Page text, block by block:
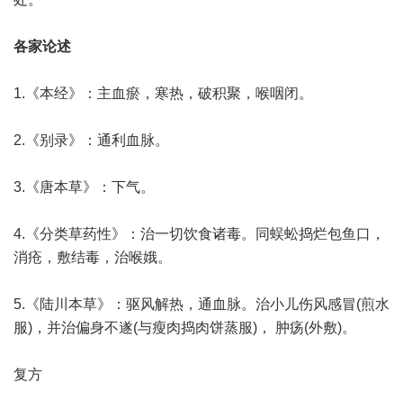
各家论述
1.《本经》：主血瘀，寒热，破积聚，喉咽闭。
2.《别录》：通利血脉。
3.《唐本草》：下气。
4.《分类草药性》：治一切饮食诸毒。同蜈蚣捣烂包鱼口，
消疮，敷结毒，治喉娥。
5.《陆川本草》：驱风解热，通血脉。治小儿伤风感冒(煎水
服)，并治偏身不遂(与瘦肉捣肉饼蒸服)， 肿疡(外敷)。
复方